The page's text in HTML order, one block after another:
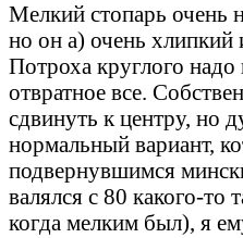
Мелкий стопарь очень
но он а) очень хлипкий
Потроха круглого надо
отвратное все.
сдвинуть к центру, но
нормальный вариант,
подвернувшимся
валялся с 80 какого-то
когда мелким был), я